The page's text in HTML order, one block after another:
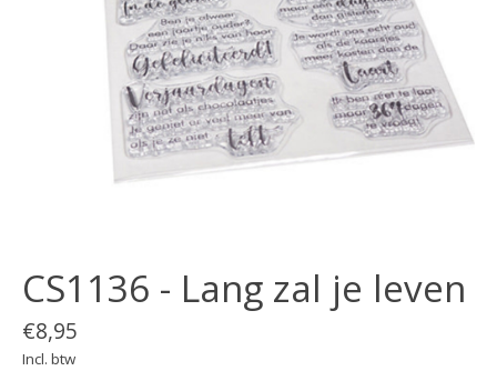
CS1136 - Lang zal je leven
€8,95
Incl. btw